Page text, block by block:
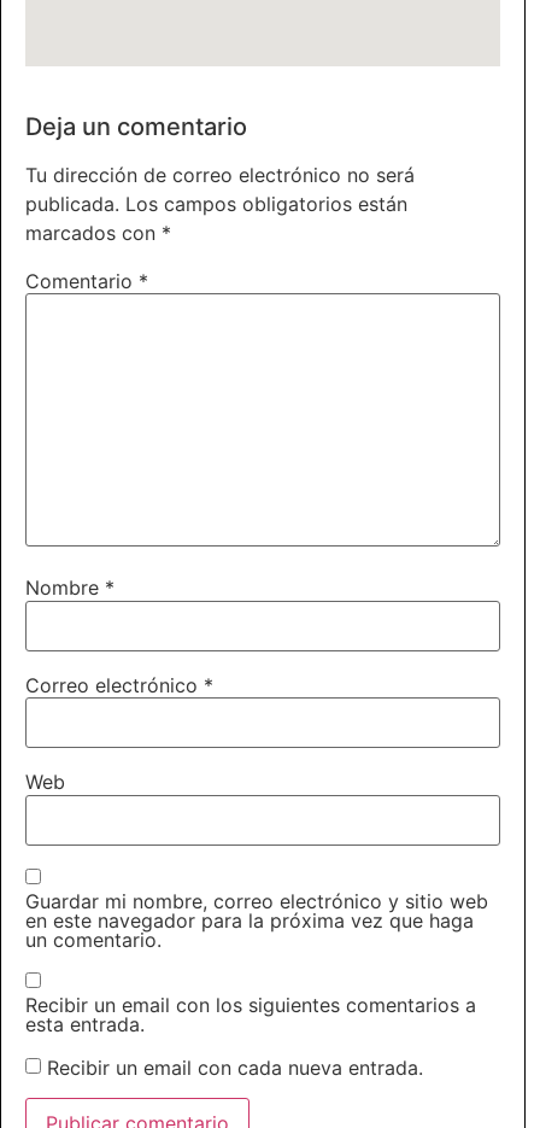
Deja un comentario
Tu dirección de correo electrónico no será
publicada. Los campos obligatorios están
marcados con *
Comentario *
Nombre *
Correo electrónico *
Web
Guardar mi nombre, correo electrónico y sitio web
en este navegador para la próxima vez que haga
un comentario.
Recibir un email con los siguientes comentarios a
esta entrada.
Recibir un email con cada nueva entrada.